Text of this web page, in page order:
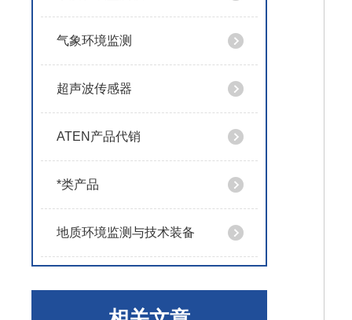
气象环境监测
超声波传感器
ATEN产品代销
*类产品
地质环境监测与技术装备